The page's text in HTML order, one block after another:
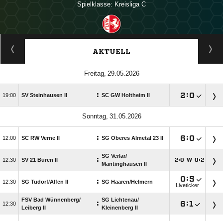
Spielklasse: Kreisliga C
ANZEIGE
AKTUELL
 
 SV Steinhausen II : SC GW Holtheim II :
 
 SC RW Verne II : SG Oberes Almetal 23 II :
 SV 21 Büren II : SG Verlar/​
Mantinghausen II
: W :
 SG Tudorf/​Alfen II : SG Haaren/​Helmern :
Liveticker

FSV Bad Wünnenberg/​
Leiberg II
: SG Lichtenau/​
Kleinenberg II
: